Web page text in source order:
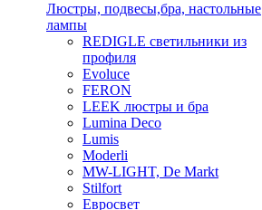
Люстры, подвесы,бра, настольные
лампы
REDIGLE светильники из
профиля
Evoluce
FERON
LEEK люстры и бра
Lumina Deco
Lumis
Moderli
MW-LIGHT, De Markt
Stilfort
Евросвет